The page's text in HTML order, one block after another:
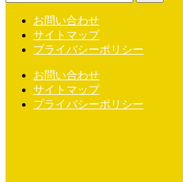
お問い合わせ
サイトマップ
プライバシーポリシー
お問い合わせ
サイトマップ
プライバシーポリシー